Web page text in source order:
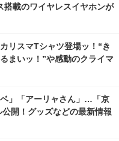
載のワイヤレスイヤホンが
リスマTシャツ登場ッ！“き
まいッ！”や感動のクライマ
ベ」「アーリャさん」…「京
開！グッズなどの最新情報